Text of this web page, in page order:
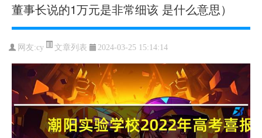
董事长说的1万元是非常细该 是什么意思）
网友:cy 文章列表 2024-03-25 15:14:14